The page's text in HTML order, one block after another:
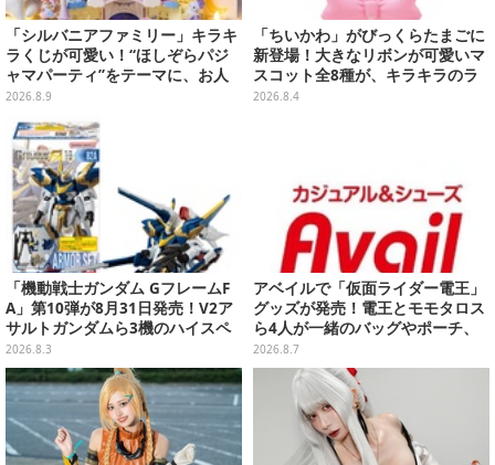
「シルバニアファミリー」キラキ
ラくじが可愛い！“ほしぞらパジ
ャマパーティ”をテーマに、お人
形や建物がラインナップ
2026.8.9
「ちいかわ」がびっくらたまごに
新登場！大きなリボンが可愛いマ
スコット全8種が、キラキラのラ
メ入り入浴剤から飛び出す
2026.8.4
「機動戦士ガンダム GフレームF
A」第10弾が8月31日発売！V2ア
サルトガンダムら3機のハイスペ
ック可動フィギュア
2026.8.3
アベイルで「仮面ライダー電王」
グッズが発売！電王とモモタロス
ら4人が一緒のバッグやポーチ、
収納ボックスも
2026.8.7